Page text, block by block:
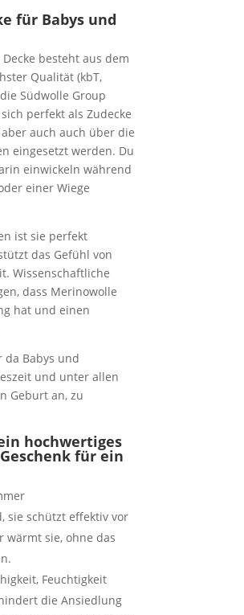
für Babys und
besteht aus dem
Qualität (kbT,
Südwolle Group
perfekt als Zudecke
auch auch über die
eingesetzt werden. Du
einwickeln während
einer Wiege
ist sie perfekt
das Gefühl von
Wissenschaftliche
dass Merinowolle
hat und einen
da Babys und
und unter allen
Geburt an, zu
hochwertiges
für ein
sie schützt effektiv vor
wärmt sie, ohne das
Feuchtigkeit
die Ansiedlung